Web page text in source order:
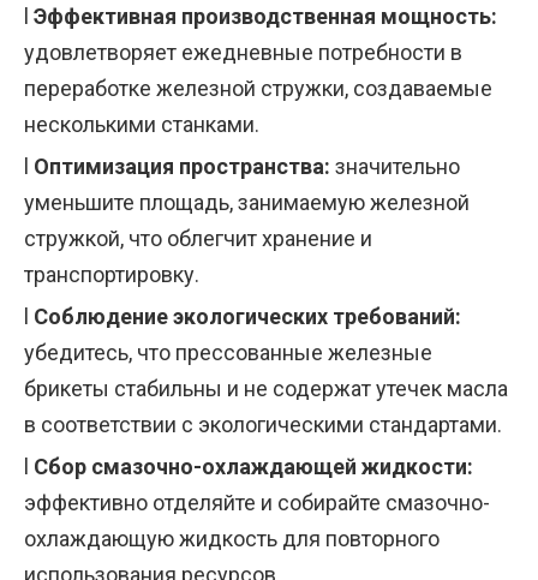
l Эффективная производственная мощность:
удовлетворяет ежедневные потребности в
переработке железной стружки, создаваемые
несколькими станками.
l Оптимизация пространства: значительно
уменьшите площадь, занимаемую железной
стружкой, что облегчит хранение и
транспортировку.
l Соблюдение экологических требований:
убедитесь, что прессованные железные
брикеты стабильны и не содержат утечек масла
в соответствии с экологическими стандартами.
l Сбор смазочно-охлаждающей жидкости:
эффективно отделяйте и собирайте смазочно-
охлаждающую жидкость для повторного
использования ресурсов.